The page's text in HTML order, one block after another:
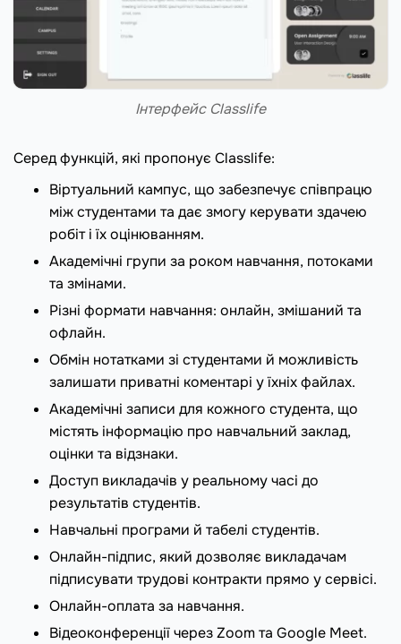
Інтерфейс Classlife
Серед функцій, які пропонує Classlife:
Віртуальний кампус, що забезпечує співпрацю
між студентами та дає змогу керувати здачею
робіт і їх оцінюванням.
Академічні групи за роком навчання, потоками
та змінами.
Різні формати навчання: онлайн, змішаний та
офлайн.
Обмін нотатками зі студентами й можливість
залишати приватні коментарі у їхніх файлах.
Академічні записи для кожного студента, що
містять інформацію про навчальний заклад,
оцінки та відзнаки.
Доступ викладачів у реальному часі до
результатів студентів.
Навчальні програми й табелі студентів.
Онлайн-підпис, який дозволяє викладачам
підписувати трудові контракти прямо у сервісі.
Онлайн-оплата за навчання.
Відеоконференції через Zoom та Google Meet.